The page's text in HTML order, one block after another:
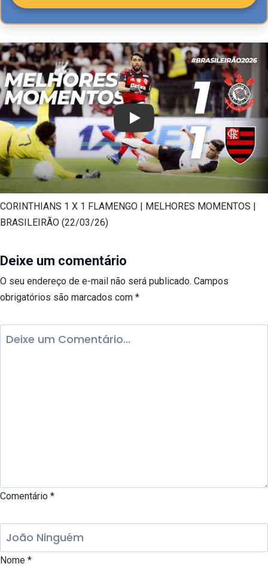
Play
CORINTHIANS 1 X 1 FLAMENGO | MELHORES MOMENTOS |
BRASILEIRÃO (22/03/26)
Deixe um comentário
O seu endereço de e-mail não será publicado. Campos
obrigatórios são marcados com *
Comentário *
Nome *